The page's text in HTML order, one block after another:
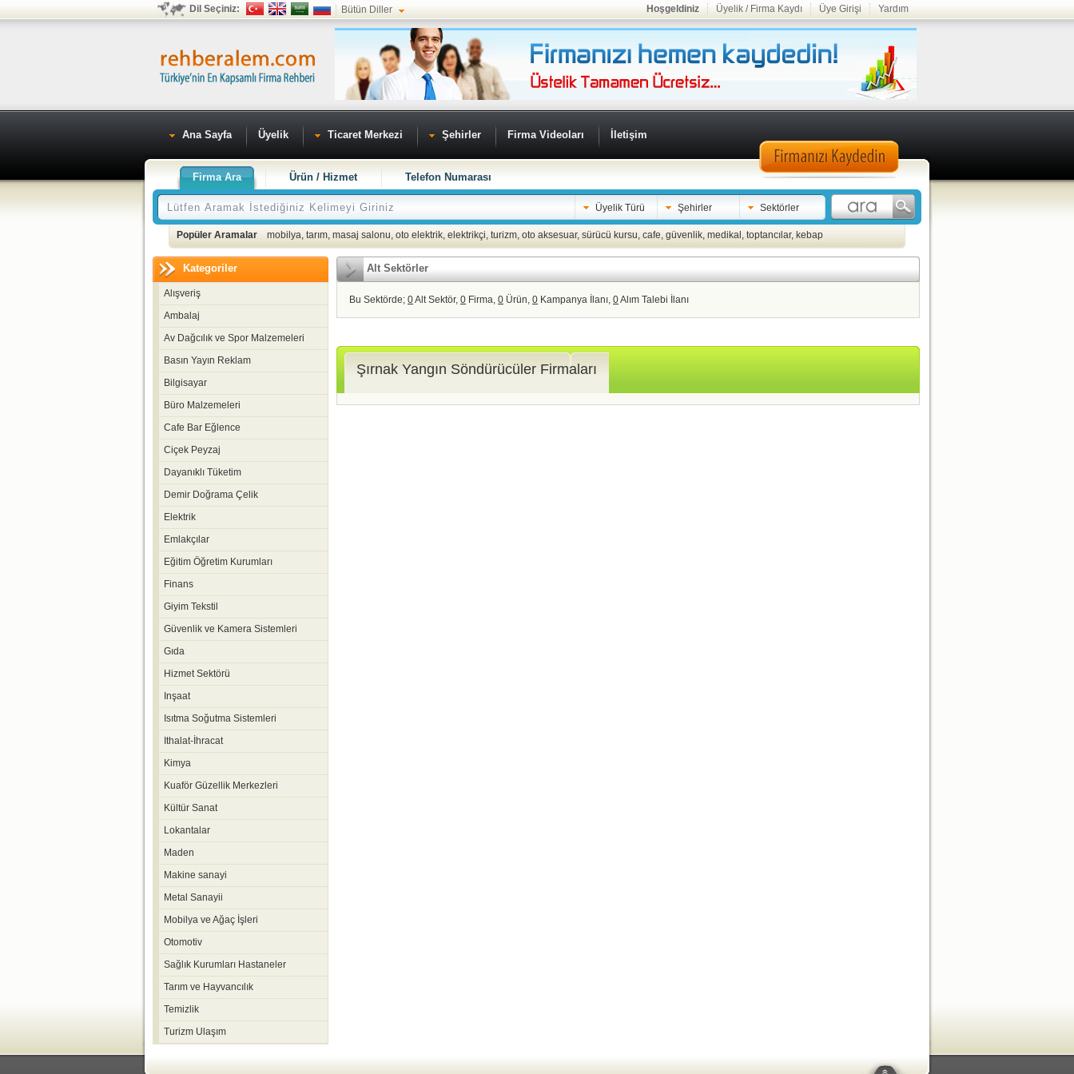
Dil Seçiniz: Bütün Diller Hoşgeldiniz Üyelik / Firma Kaydı Üye Girişi Yardım
Ana Sayfa Üyelik Ticaret Merkezi Şehirler Firma Videoları İletişim
Firma Ara Ürün / Hizmet Telefon Numarası
Üyelik Türü Şehirler Sektörler
Popüler Aramalar mobilya, tarım, masaj salonu, oto elektrik, elektrikçi, turizm, oto aksesuar, sürücü kursu, cafe, güvenlik, medikal , toptancılar, kebap
Kategoriler
Alışveriş
Ambalaj
Av Dağcılık ve Spor Malzemeleri
Basın Yayın Reklam
Bilgisayar
Büro Malzemeleri
Cafe Bar Eğlence
Ciçek Peyzaj
Dayanıklı Tüketim
Demir Doğrama Çelik
Elektrik
Emlakçılar
Eğitim Öğretim Kurumları
Finans
Giyim Tekstil
Güvenlik ve Kamera Sistemleri
Gıda
Hizmet Sektörü
Inşaat
Isıtma Soğutma Sistemleri
Ithalat-İhracat
Kimya
Kuaför Güzellik Merkezleri
Kültür Sanat
Lokantalar
Maden
Makine sanayi
Metal Sanayii
Mobilya ve Ağaç İşleri
Otomotiv
Sağlık Kurumları Hastaneler
Tarım ve Hayvancılık
Temizlik
Turizm Ulaşım
Alt Sektörler
Bu Sektörde; 0Alt Sektör, 0 Firma, 0 Ürün, 0 Kampanya İlanı, 0Alım Talebi İlanı
Şırnak Yangın Söndürücüler Firmaları